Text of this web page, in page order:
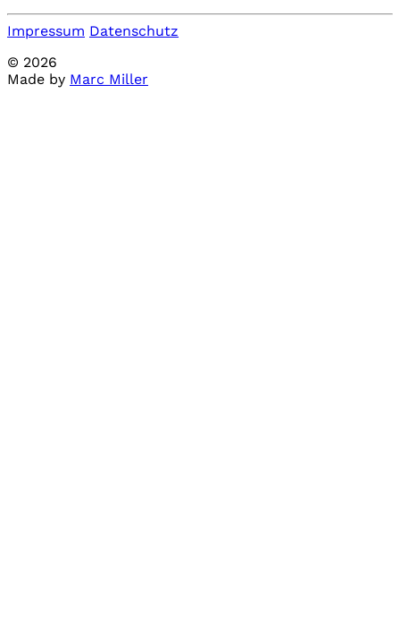
Impressum Datenschutz
© 2026
Made by Marc Miller